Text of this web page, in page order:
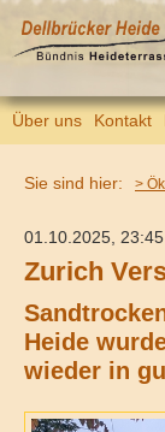
Über uns Kontakt
Sie sind hier: >
01.10.2025,
Zurich
Heide
wieder in